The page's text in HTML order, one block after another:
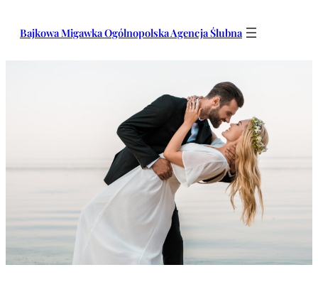
Bajkowa Migawka Ogólnopolska Agencja Ślubna